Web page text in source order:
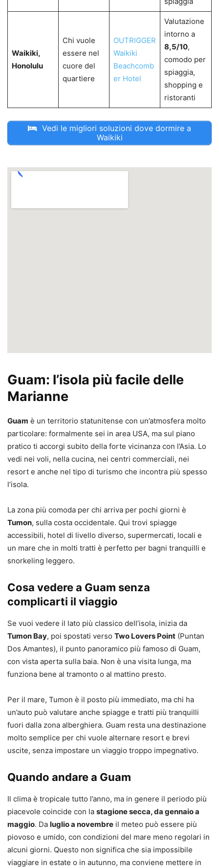
Waikiki,
Honolulu
Chi vuole
essere nel
cuore del
quartiere
OUTRIGGER
Waikiki
Beachcomb
er Hotel
Valutazione
intorno a
8,5/10,
comodo per
spiaggia,
shopping e
ristoranti
Vedi le migliori soluzioni dove dormire a
Waikiki
Guam: l’isola più facile delle
Marianne
Guam è un territorio statunitense con un’atmosfera molto
particolare: formalmente sei in area USA, ma sul piano
pratico ti accorgi subito della forte vicinanza con l’Asia. Lo
vedi nei voli, nella cucina, nei centri commerciali, nei
resort e anche nel tipo di turismo che incontra più spesso
l’isola.
La zona più comoda per chi arriva per pochi giorni è
Tumon, sulla costa occidentale. Qui trovi spiagge
accessibili, hotel di livello diverso, supermercati, locali e
un mare che in molti tratti è perfetto per bagni tranquilli e
snorkeling leggero.
Cosa vedere a Guam senza
complicarti il viaggio
Se vuoi vedere il lato più classico dell’isola, inizia da
Tumon Bay, poi spostati verso Two Lovers Point (Puntan
Dos Amantes), il punto panoramico più famoso di Guam,
con vista aperta sulla baia. Non è una visita lunga, ma
funziona bene al tramonto o al mattino presto.
Per il mare, Tumon è il posto più immediato, ma chi ha
un’auto può valutare anche spiagge e tratti più tranquilli
fuori dalla zona alberghiera. Guam resta una destinazione
molto semplice per chi vuole alternare resort e brevi
uscite, senza impostare un viaggio troppo impegnativo.
Quando andare a Guam
Il clima è tropicale tutto l’anno, ma in genere il periodo più
piacevole coincide con la stagione secca, da gennaio a
maggio. Da luglio a novembre il meteo può essere più
piovoso e umido, con condizioni del mare meno regolari in
alcuni giorni. Questo non significa che sia impossibile
viaggiare in estate o in autunno, ma conviene mettere in